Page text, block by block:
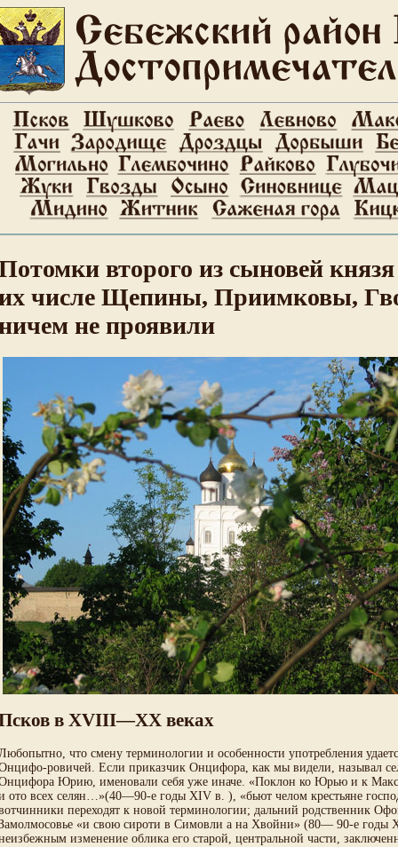
второго из сыновей
числе Щепины, Приимковы,
не проявили
в XVIII—XX веках
что смену терминологии и особенности употребления
ровичей. Если приказчик Онцифора, как мы видели, называл
Юрию, именовали себя уже иначе. «Поклон ко Юрью и к
ото всех селян…»(40—90-е годы XIV в. ), «бьют челом крестьяне
переходят к новой терминологии; дальний родственник
«и свою сироти в Симовли а на Хвойни» (80— 90-е годы
изменение облика его старой, центральной части,